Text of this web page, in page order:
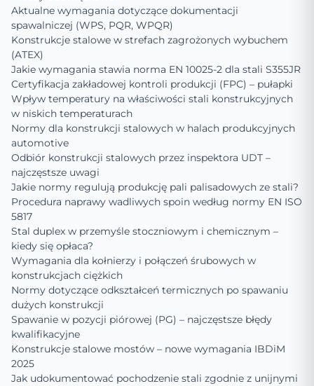
Aktualne wymagania dotyczące dokumentacji
spawalniczej (WPS, PQR, WPQR)
Konstrukcje stalowe w strefach zagrożonych wybuchem
(ATEX)
Jakie wymagania stawia norma EN 10025-2 dla stali S355JR
Certyfikacja zakładowej kontroli produkcji (FPC) – pułapki
Wpływ temperatury na właściwości stali konstrukcyjnych
w niskich temperaturach
Normy dla konstrukcji stalowych w halach produkcyjnych
automotive
Odbiór konstrukcji stalowych przez inspektora UDT –
najczęstsze uwagi
Jakie normy regulują produkcję pali palisadowych ze stali?
Procedura naprawy wadliwych spoin według normy EN ISO
5817
Stal duplex w przemyśle stoczniowym i chemicznym –
kiedy się opłaca?
Wymagania dla kołnierzy i połączeń śrubowych w
konstrukcjach ciężkich
Normy dotyczące odkształceń termicznych po spawaniu
dużych konstrukcji
Spawanie w pozycji piórowej (PG) – najczęstsze błędy
kwalifikacyjne
Konstrukcje stalowe mostów – nowe wymagania IBDiM
2025
Jak udokumentować pochodzenie stali zgodnie z unijnymi